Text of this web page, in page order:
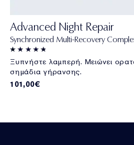
Advanced Night Repair
Synchronized Multi-Recovery
Ξυπνήστε λαμπερή. Μειώνει
σημάδια γήρανσης.
101,00€